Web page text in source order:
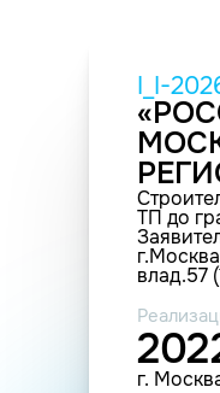
I_I-
ТП до
влад.57
г.